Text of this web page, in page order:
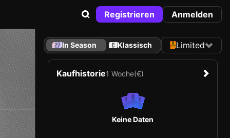
Registrieren Anmelden
In Season Klassisch Limited
Kaufhistorie1 Woche(€)
Keine Daten